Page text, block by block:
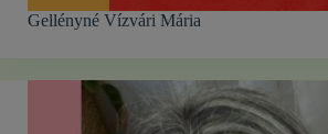
Gellényné Vízvári Mária